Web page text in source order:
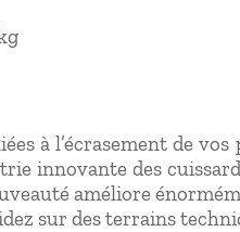
à l’écrasement de
innovante des
améliore
sur des terrains